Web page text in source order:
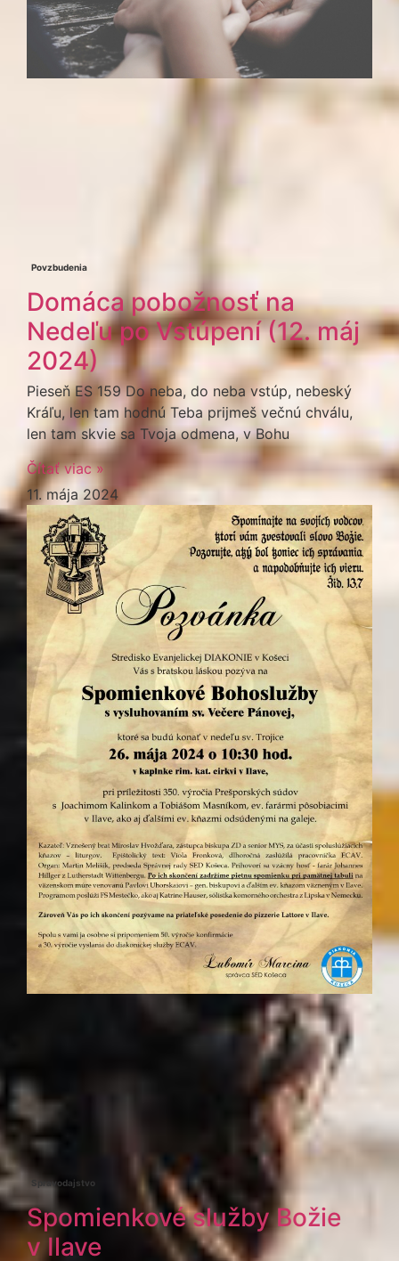
Povzbudenia
Domáca pobožnosť na
Nedeľu po Vstúpení (12. máj
2024)
Pieseň ES 159 Do neba, do neba vstúp, nebeský
Kráľu, len tam hodnú Teba prijmeš večnú chválu,
len tam skvie sa Tvoja odmena, v Bohu
Čítať viac »
11. mája 2024
Spravodajstvo
Spomienkové služby Božie
v Ilave